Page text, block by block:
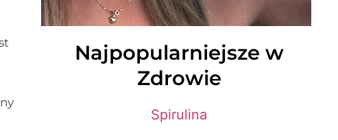
Najpopularniejsze w
Zdrowie
Spirulina